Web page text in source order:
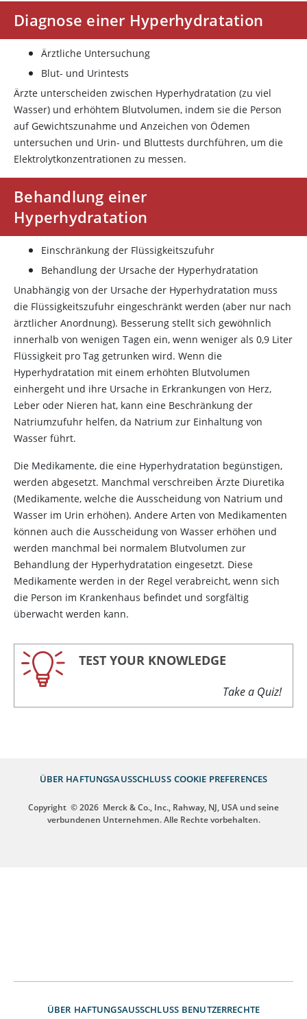
Diagnose einer Hyperhydratation
Ärztliche Untersuchung
Blut- und Urintests
Ärzte unterscheiden zwischen Hyperhydratation (zu viel
Wasser) und erhöhtem Blutvolumen, indem sie die Person
auf Gewichtszunahme und Anzeichen von Ödemen
untersuchen und Urin- und Bluttests durchführen, um die
Elektrolytkonzentrationen zu messen.
Behandlung einer
Hyperhydratation
Einschränkung der Flüssigkeitszufuhr
Behandlung der Ursache der Hyperhydratation
Unabhängig von der Ursache der Hyperhydratation muss
die Flüssigkeitszufuhr eingeschränkt werden (aber nur nach
ärztlicher Anordnung). Besserung stellt sich gewöhnlich
innerhalb von wenigen Tagen ein, wenn weniger als 0,9 Liter
Flüssigkeit pro Tag getrunken wird. Wenn die
Hyperhydratation mit einem erhöhten Blutvolumen
einhergeht und ihre Ursache in Erkrankungen von Herz,
Leber oder Nieren hat, kann eine Beschränkung der
Natriumzufuhr helfen, da Natrium zur Einhaltung von
Wasser führt.
Die Medikamente, die eine Hyperhydratation begünstigen,
werden abgesetzt. Manchmal verschreiben Ärzte Diuretika
(Medikamente, welche die Ausscheidung von Natrium und
Wasser im Urin erhöhen). Andere Arten von Medikamenten
können auch die Ausscheidung von Wasser erhöhen und
werden manchmal bei normalem Blutvolumen zur
Behandlung der Hyperhydratation eingesetzt. Diese
Medikamente werden in der Regel verabreicht, wenn sich
die Person im Krankenhaus befindet und sorgfältig
überwacht werden kann.
TEST YOUR KNOWLEDGE
Take a Quiz!
ÜBER HAFTUNGSAUSSCHLUSS COOKIE PREFERENCES
Copyright © 2026 Merck & Co., Inc., Rahway, NJ, USA und seine
verbundenen Unternehmen. Alle Rechte vorbehalten.
ÜBER HAFTUNGSAUSSCHLUSS BENUTZERRECHTE